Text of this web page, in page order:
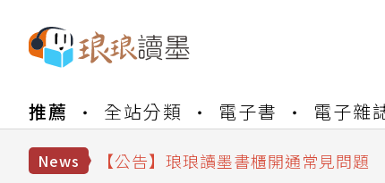
推薦 全站分類 電子書 電子雜
News
【公告】琅琅書店服務升級重要說明
【公告】琅琅讀墨數位閱讀資產合併
【公告】琅琅讀墨書櫃開通常見問題
【公告】琅琅讀墨 3 分鐘完成書櫃開